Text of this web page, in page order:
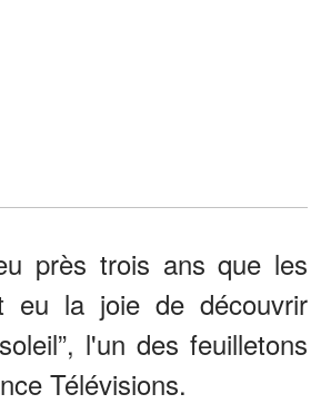
près trois ans que les
eu la joie de découvrir
l'un des feuilletons
Télévisions.